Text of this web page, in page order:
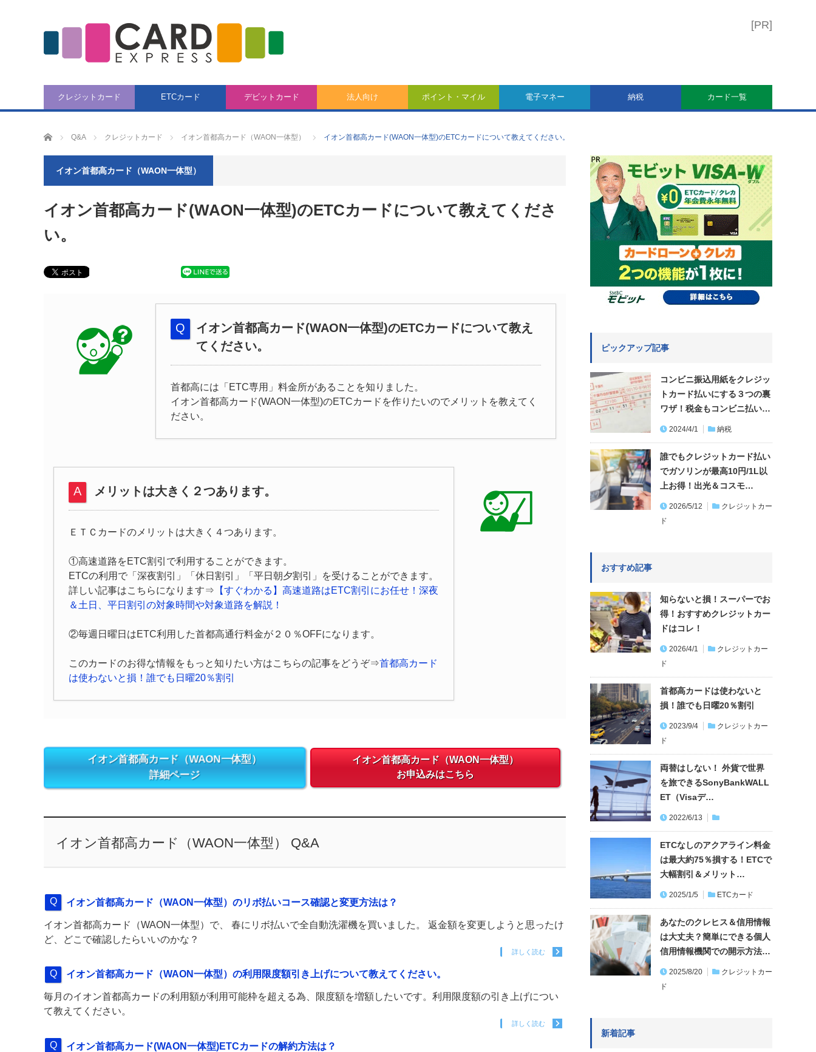
クレジットカード ETCカード デビットカード 法人向け ポイント・マイル 電子マネー 納税 カード一覧
CARD EXPRESS
Q&A クレジットカード イオン首都高カード（WAON一体型） イオン首都高カード(WAON一体型)のETCカードについて教えてください。
イオン首都高カード（WAON一体型）
イオン首都高カード(WAON一体型)のETCカードについて教えてくださ
い。
イオン首都高カード(WAON一体型)のETCカードについて教え
てください。
首都高には「ETC専用」料金所があることを知りました。
イオン首都高カード(WAON一体型)のETCカードを作りたいのでメリットを教えてく
ださい。
メリットは大きく２つあります。
ＥＴＣカードのメリットは大きく４つあります。
①高速道路をETC割引で利用することができます。
ETCの利用で「深夜割引」「休日割引」「平日朝夕割引」を受けることができます。
詳しい記事はこちらになります⇒ 【すぐわかる】高速道路はETC割引にお任せ！深夜
＆土日、平日割引の対象時間や対象道路を解説！
②毎週日曜日はETC利用した首都高通行料金が２０％OFFになります。
このカードのお得な情報をもっと知りたい方はこちらの記事をどうぞ⇒首都高カード
は使わないと損！誰でも日曜20％割引
イオン首都高カード（WAON一体型）
詳細ページ
イオン首都高カード（WAON一体型）
お申込みはこちら
イオン首都高カード（WAON一体型） Q&A
イオン首都高カード（WAON一体型）のリボ払いコース確認と変更方法は？
イオン首都高カード（WAON一体型）で、 春にリボ払いで全自動洗濯機を買いました。 返金額を変更しようと思ったけ
ど、どこで確認したらいいのかな？
詳しく読む
イオン首都高カード（WAON一体型）の利用限度額引き上げについて教えてください。
毎月のイオン首都高カードの利用額が利用可能枠を超える為、限度額を増額したいです。利用限度額の引き上げについ
て教えてください。
詳しく読む
イオン首都高カード(WAON一体型)ETCカードの解約方法は？
ピックアップ記事
コンビニ振込用紙をクレジッ
トカード払いにする３つの裏
ワザ！税金もコンビニ払い…
2024/4/1 納税
誰でもクレジットカード払い
でガソリンが最高10円/1L以
上お得！出光＆コスモ…
2026/5/12
クレジットカー
ド
おすすめ記事
知らないと損！スーパーでお
得！おすすめクレジットカー
ドはコレ！
2026/4/1
クレジットカー
ド
首都高カードは使わないと
損！誰でも日曜20％割引
2023/9/4
クレジットカー
ド
両替はしない！ 外貨で世界
を旅できるSonyBankWALL
ET（Visaデ…
2022/6/13
ETCなしのアクアライン料金
は最大約75％損する！ETCで
大幅割引＆メリット…
2025/1/5 ETCカード
あなたのクレヒス＆信用情報
は大丈夫？簡単にできる個人
信用情報機関での開示方法…
2025/8/20
クレジットカー
ド
新着記事